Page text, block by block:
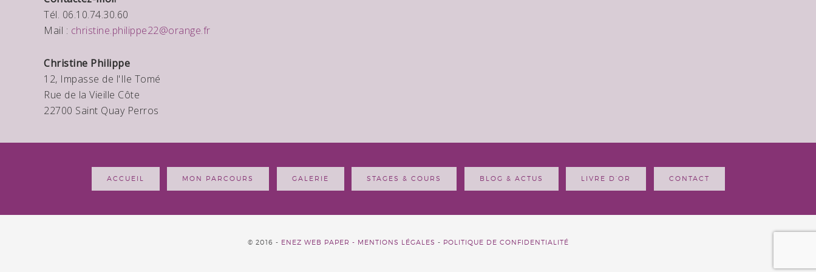
Tél. 06.10.74.30.60
Mail : christine.philippe22@orange.fr
Christine Philippe
12, Impasse de l'Ile Tomé
Rue de la Vieille Côte
22700 Saint Quay Perros
ACCUEIL MON PARCOURS GALERIE STAGES & COURS BLOG & ACTUS LIVRE D’OR CONTACT
© 2016 - ENEZ WEB PAPER - MENTIONS LÉGALES - POLITIQUE DE CONFIDENTIALITÉ